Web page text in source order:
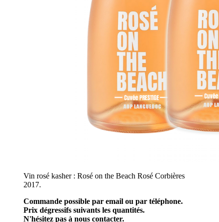
Vin rosé kasher : Rosé on the Beach Rosé Corbières
2017.
Commande possible par email ou par téléphone.
Prix dégressifs suivants les quantités.
N'hésitez pas à nous contacter.